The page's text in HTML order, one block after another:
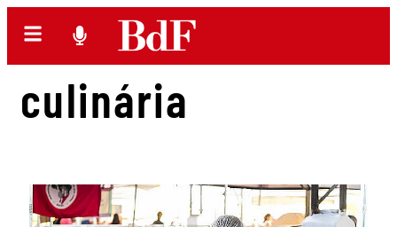
culinária